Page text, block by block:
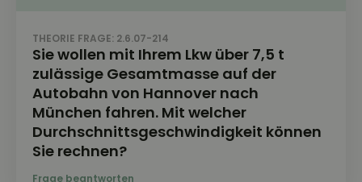
THEORIE FRAGE: 2.6.07-214
Sie wollen mit Ihrem Lkw über 7,5 t
zulässige Gesamtmasse auf der
Autobahn von Hannover nach
München fahren. Mit welcher
Durchschnittsgeschwindigkeit können
Sie rechnen?